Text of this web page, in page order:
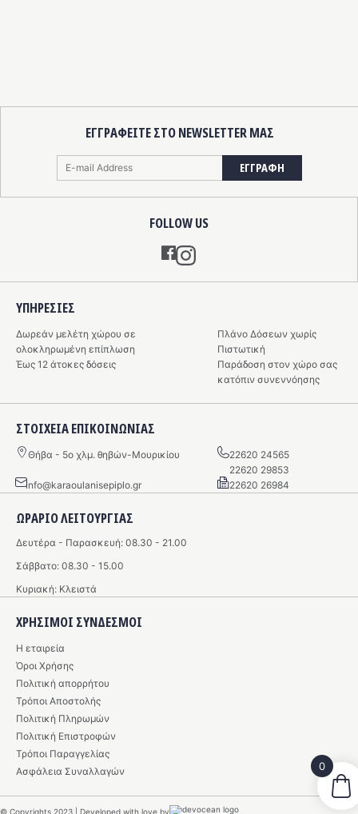
FOLLOW US
Instagram
ΕΓΓΡΑΦΕΙΤΕ ΣΤΟ NEWSLETTER ΜΑΣ
ΕΓΓΡΑΦΗ
ΩΡΑΡΙΟ ΛΕΙΤΟΥΡΓΙΑΣ
Δευτέρα - Παρασκευή: 08.30 - 21.00
Σάββατο: 08.30 - 15.00
Κυριακή: Κλειστά
ΧΡΗΣΙΜΟΙ ΣΥΝΔΕΣΜΟΙ
Η εταιρεία
Όροι Χρήσης
Πολιτική απορρήτου
Τρόποι Αποστολής
Πολιτική Πληρωμών
Πολιτική Επιστροφών
Τρόποι Παραγγελίας
Ασφάλεια Συναλλαγών
ΥΠΗΡΕΣIΕΣ
Δωρεάν μελέτη χώρου σε
ολοκληρωμένη επίπλωση
Πλάνο Δόσεων χωρίς
Πιστωτική
Έως 12 άτοκες δόσεις
Παράδοση στον χώρο σας
κατόπιν συνεννόησης
ΣΤΟΙΧΕΙΑ ΕΠΙΚΟΙΝΩΝΙΑΣ
Θήβα - 5o χλμ. θηβών-Μουρικίου
22620 24565
22620 29853
info@karaoulanisepiplo.gr
22620 26984
© Copyrights 2023 | Developed with love by
0